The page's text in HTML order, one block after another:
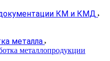
документации КМ и КМД
металла
металлопродукции